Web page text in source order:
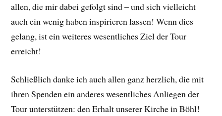
allen, die mir dabei gefolgt sind – und sich vielleicht
auch ein wenig haben inspirieren lassen! Wenn dies
gelang, ist ein weiteres wesentliches Ziel der Tour
erreicht!
Schließlich danke ich auch allen ganz herzlich, die mit
ihren Spenden ein anderes wesentliches Anliegen der
Tour unterstützen: den Erhalt unserer Kirche in Böhl!